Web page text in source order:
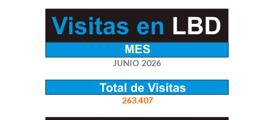
JUNIO 2026
263.407